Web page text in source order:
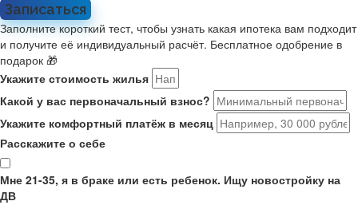
Записаться
Заполните короткий тест, чтобы узнать какая ипотека вам подходит
и получите её индивидуальный расчёт. Бесплатное одобрение в
подарок 🎁
Укажите стоимость жилья
Какой у вас первоначальный взнос?
Укажите комфортный платёж в месяц
Расскажите о себе
Мне 21-35, я в браке или есть ребенок. Ищу новостройку на
ДВ